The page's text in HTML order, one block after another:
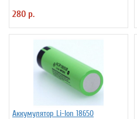
280 р.
Аккумулятор Li-Ion 18650